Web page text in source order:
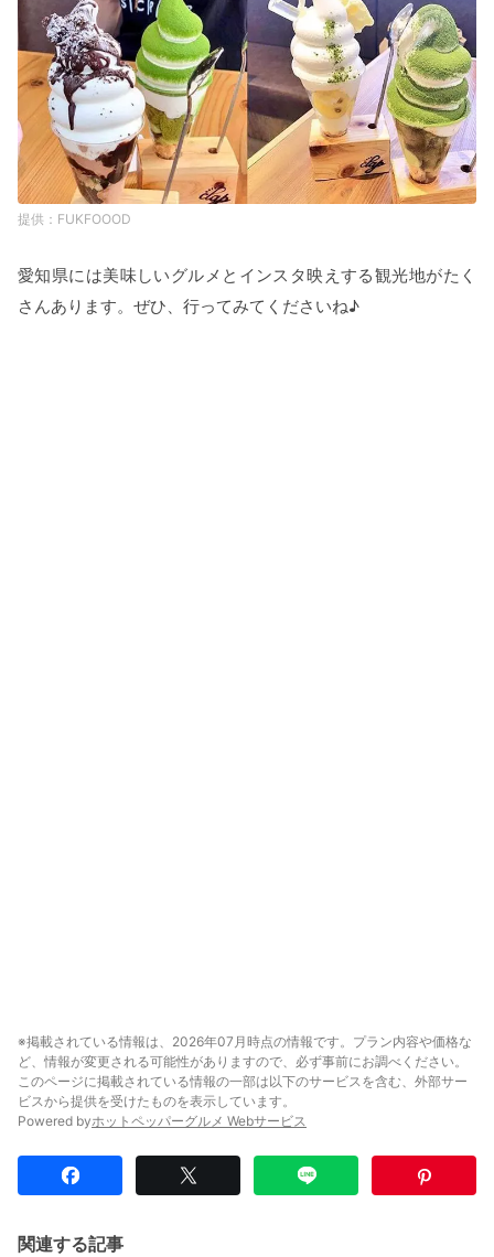
FUKFOOOD
愛知県には美味しいグルメとインスタ映えする観光地がたく
さんあります。ぜひ、行ってみてくださいね♪
※掲載されている情報は、2026年07月時点の情報です。プラン内容や価格な
ど、情報が変更される可能性がありますので、必ず事前にお調べください。
このページに掲載されている情報の一部は以下のサービスを含む、外部サー
ビスから提供を受けたものを表示しています。
Powered byホットペッパーグルメ Webサービス
関連する記事